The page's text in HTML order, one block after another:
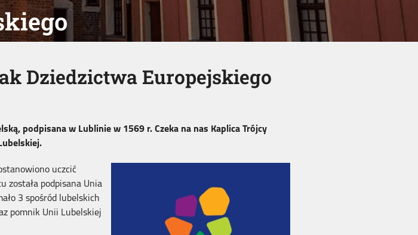
Dziedzictwa Europejskiego
podpisana w Lublinie w 1569 r. Czeka na nas Kaplica Trójcy
uczcić
została podpisana Unia
3 spośród lubelskich
pomnik Unii Lubelskiej